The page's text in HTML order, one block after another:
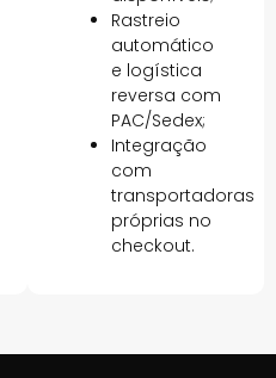
Rastreio
automático
e logística
reversa com
PAC/Sedex;
Integração
com
transportadoras
próprias no
checkout.